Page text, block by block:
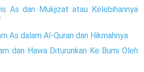
As dan Mukjizat atau Kelebihannya
As dalam Al-Quran dan Hikmahnya
dan Hawa Diturunkan Ke Bumi Oleh